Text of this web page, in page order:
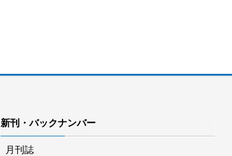
新刊・バックナンバー
月刊誌